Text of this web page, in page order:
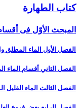
كتاب الطهارة
المبحث الأوّل فى
الفصل الأول الماء المطلق
الفصل الثاني أقسام الماء
الفصل الثالث الماء القليل